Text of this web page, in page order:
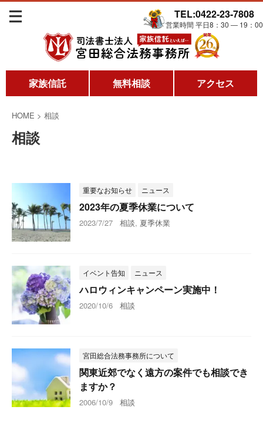
TEL:0422-23-7808
営業時間 平日8：30 ― 19：00
家族信託 無料相談 アクセス
HOME > 相談
相談
重要なお知らせ ニュース
2023年の夏季休業について
2023/7/27 相談, 夏季休業
イベント告知 ニュース
ハロウィンキャンペーン実施中！
2020/10/6 相談
宮田総合法務事務所について
関東近郊でなく遠方の案件でも相談でき
ますか？
2006/10/9 相談